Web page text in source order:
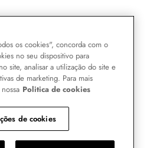
os cookies", concorda com o
no seu dispositivo para
site, analisar a utilização do site e
de marketing. Para mais
Politica de cookies
de cookies